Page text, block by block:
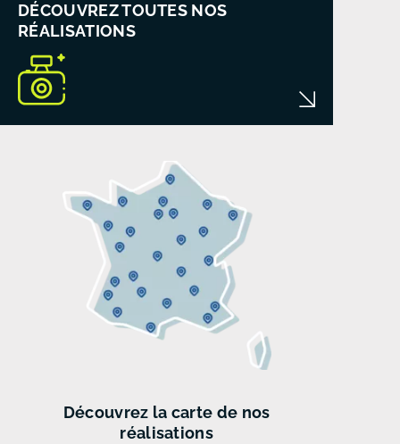
DÉCOUVREZ TOUTES NOS
RÉALISATIONS
Découvrez la carte de nos
réalisations